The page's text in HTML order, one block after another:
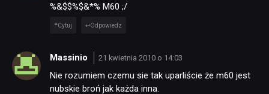
%&$$%$&*% M60 ;/
Cytuj Odpowiedz
Massinio 21 kwietnia 2010 o 14:03
Nie rozumiem czemu sie tak uparliście że m60 jest
nubskie broń jak każda inna.